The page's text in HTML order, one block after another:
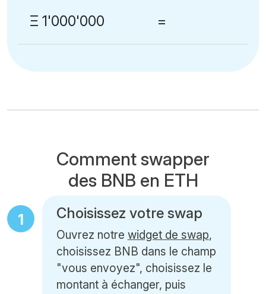
Ξ 1'000'000 =
Comment swapper
des BNB en ETH
1 Choisissez votre swap
Ouvrez notre widget de swap,
choisissez BNB dans le champ
"vous envoyez", choisissez le
montant à échanger, puis